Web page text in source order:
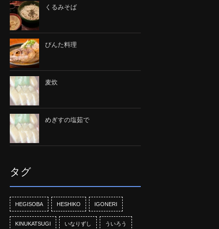
くるみそば
びんた料理
麦炊
めぎすの塩茹で
タグ
HEGISOBA HESHIKO IGONERI
KINUKATSUGI いなりずし ういろう